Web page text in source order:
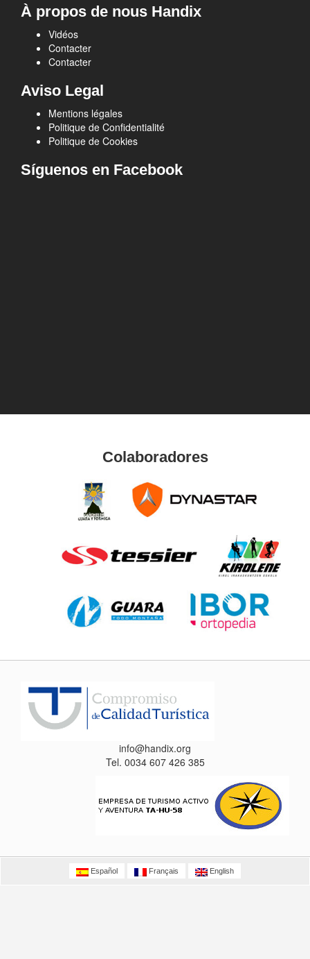
À propos de nous Handix
Vidéos
Contacter
Contacter
Aviso Legal
Mentions légales
Politique de Confidentialité
Politique de Cookies
Síguenos en Facebook
Colaboradores
info@handix.org
Tel. 0034 607 426 385
Español Français English